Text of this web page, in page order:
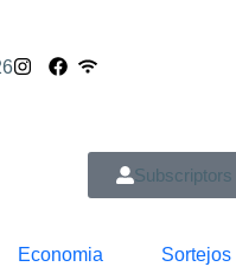
Subscriptors
Economia Sortejos